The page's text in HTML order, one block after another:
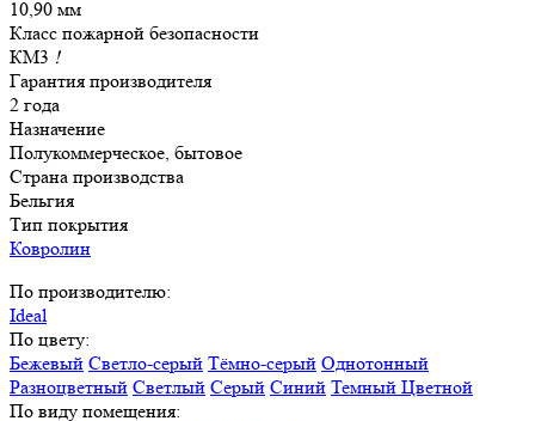
10,90 мм
Класс пожарной безопасности
КМ3 !
Гарантия производителя
2 года
Назначение
Полукоммерческое, бытовое
Страна производства
Бельгия
Тип покрытия
Ковролин
По производителю:
Ideal
По цвету:
Бежевый Светло-серый Тёмно-серый Однотонный
Разноцветный Светлый Серый Синий Темный Цветной
По виду помещения: